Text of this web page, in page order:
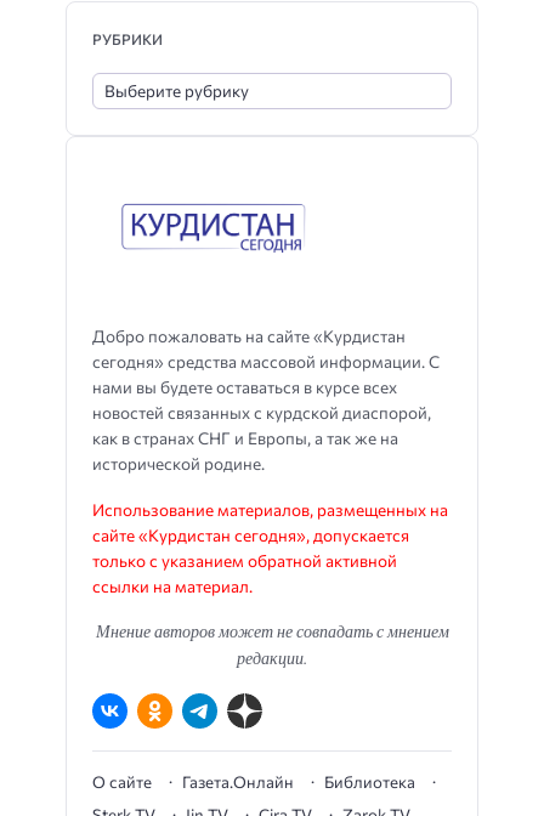
Добро пожаловать на сайте «Курдистан
сегодня» средства массовой информации. С
нами вы будете оставаться в курсе всех
новостей связанных с курдской диаспорой,
как в странах СНГ и Европы, а так же на
исторической родине.
Использование материалов, размещенных на
сайте «Курдистан сегодня», допускается
только с указанием обратной активной
ссылки на материал.
Мнение авторов может не совпадать с мнением
редакции.
О сайте Газета.Онлайн
Библиотека
РУБРИКИ